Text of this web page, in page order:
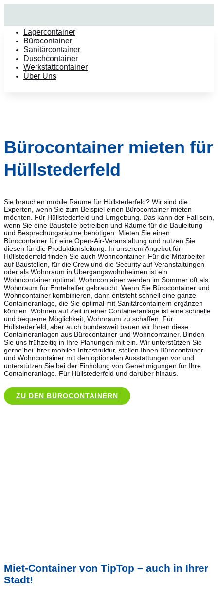
Lagercontainer
Bürocontainer
Sanitärcontainer
Duschcontainer
Werkstattcontainer
Über Uns
Bürocontainer mieten für
Hüllstederfeld
Sie brauchen mobile Räume für Hüllstederfeld? Wir sind die
Experten, wenn Sie zum Beispiel einen Bürocontainer mieten
möchten. Für Hüllstederfeld und Umgebung. Das kann der Fall sein,
wenn Sie eine Baustelle betreiben und Räume für die Bauleitung
und Besprechungsräume benötigen. Mieten Sie einen
Bürocontainer für eine Open-Air-Veranstaltung und nutzen Sie
diesen für die Produktionsleitung. In unserem Angebot für
Hüllstederfeld finden Sie auch Wohncontainer. Für die Mitarbeiter
auf Baustellen, für die Crew und die Security auf Veranstaltungen
oder als Wohnraum in Übergangswohnheimen ist ein
Wohncontainer optimal. Wohncontainer werden im Sommer oft als
Wohnraum für Erntehelfer gebraucht. Wenn Sie Bürocontainer und
Wohncontainer kombinieren, dann entsteht schnell eine ganze
Containeranlage, die Sie optimal mit Sanitärcontainern ergänzen
können. Wohnen auf Zeit in einer Containeranlage ist eine schnelle
und bequeme Möglichkeit, Wohnraum zu schaffen. Für
Hüllstederfeld, aber auch bundesweit bauen wir Ihnen diese
Containeranlagen aus Bürocontainer und Wohncontainer. Binden
Sie uns frühzeitig in Ihre Planungen mit ein. Wir unterstützen Sie
gerne bei Ihrer mobilen Infrastruktur, stellen Ihnen Bürocontainer
und Wohncontainer mit den optionalen Ausstattungen vor und
unterstützen Sie bei der Einholung von Genehmigungen für Ihre
Containeranlage. Für Hüllstederfeld und darüber hinaus.
ZU DEN BÜROCONTAINERN
Miet-Container von TipTop – auch in Ihrer
Stadt!